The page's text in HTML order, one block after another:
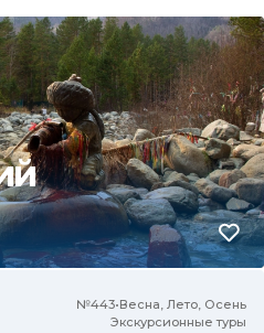
№443•Весна, Лето, Осень
Экскурсионные туры